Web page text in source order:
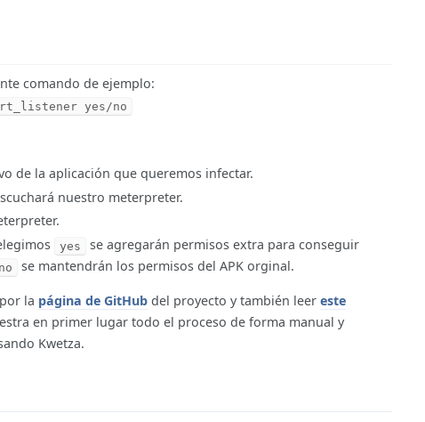
comando de ejemplo:
yes/no
de la aplicación que queremos infectar.
nuestro meterpreter.
yes
se agregarán permisos extra para conseguir
no se mantendrán los permisos del APK orginal.
la página de GitHub del proyecto y también leer este
en primer lugar todo el proceso de forma manual y
Kwetza.